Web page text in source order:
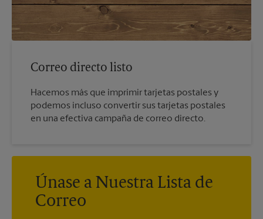
Correo directo listo
Hacemos más que imprimir tarjetas postales y
podemos incluso convertir sus tarjetas postales
en una efectiva campaña de correo directo.
Únase a Nuestra Lista de
Correo